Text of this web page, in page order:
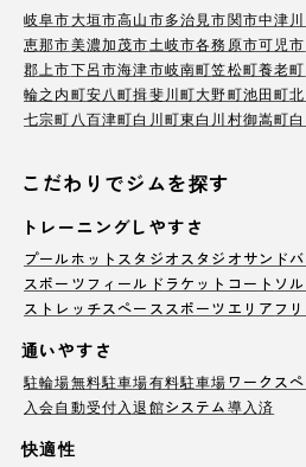
岐阜市大垣市高山市多治見市関市中津
恵那市美濃加茂市土岐市各務原市可児市
郡上市下呂市海津市岐南町笠松町養老町
輪之内町安八町揖斐川町大野町池田町
七宗町 八百津町白川町東白川村御嵩町
こだわりでジムを探す
トレーニングしやすさ
プールホットスタジオ スタジオサンド
スポーツフィールド ラケットコート ソ
ストレッチスペース スポーツエリア フ
通いやすさ
駐輪場無料駐車場有料駐車場ワークス
入会自動受付 入退館システム導入済
快適性